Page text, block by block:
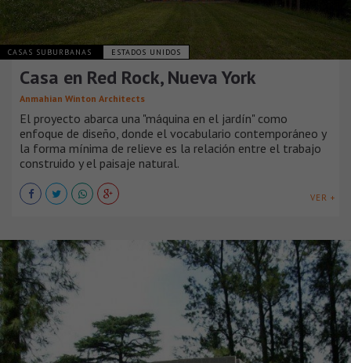
CASAS SUBURBANAS ESTADOS UNIDOS
Casa en Red Rock, Nueva York
Anmahian Winton Architects
El proyecto abarca una "máquina en el jardín" como
enfoque de diseño, donde el vocabulario contemporáneo y
la forma mínima de relieve es la relación entre el trabajo
construido y el paisaje natural.
VER +